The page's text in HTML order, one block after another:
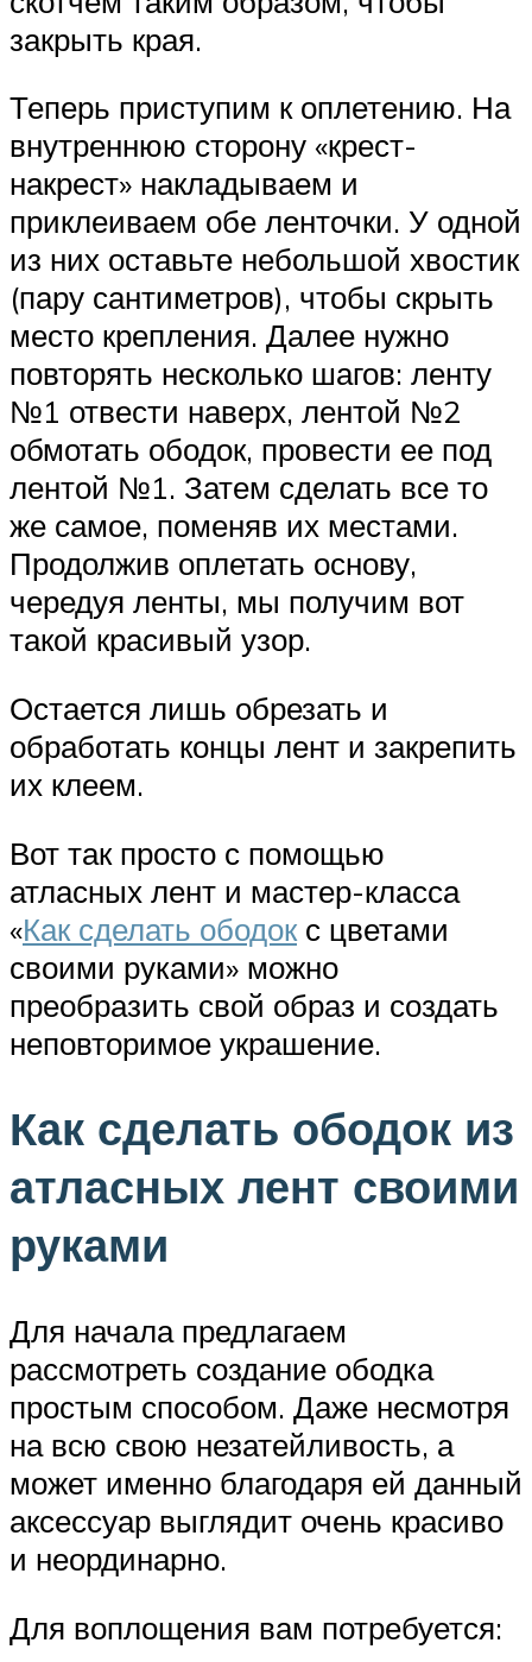
закрыть края.
Теперь приступим к оплетению. На
внутреннюю сторону «крест-
накрест» накладываем и
приклеиваем обе ленточки. У одной
из них оставьте небольшой хвостик
(пару сантиметров), чтобы скрыть
место крепления. Далее нужно
повторять несколько шагов: ленту
№1 отвести наверх, лентой №2
обмотать ободок, провести ее под
лентой №1. Затем сделать все то
же самое, поменяв их местами.
Продолжив оплетать основу,
чередуя ленты, мы получим вот
такой красивый узор.
Остается лишь обрезать и
обработать концы лент и закрепить
их клеем.
Вот так просто с помощью
атласных лент и мастер-класса
«Как сделать ободок с цветами
своими руками» можно
преобразить свой образ и создать
неповторимое украшение.
Как сделать ободок из
атласных лент своими
руками
Для начала предлагаем
рассмотреть создание ободка
простым способом. Даже несмотря
на всю свою незатейливость, а
может именно благодаря ей данный
аксессуар выглядит очень красиво
и неординарно.
Для воплощения вам потребуется: